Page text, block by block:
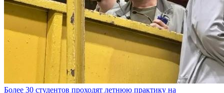
Более 30 студентов проходят летнюю практику на